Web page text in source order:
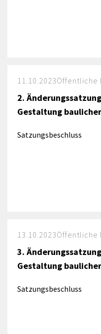
11.10.2023Öffentliche
2.
Gestaltung
Satzungsbeschluss
13.10.2023Öffentliche
3.
Gestaltung
Satzungsbeschluss